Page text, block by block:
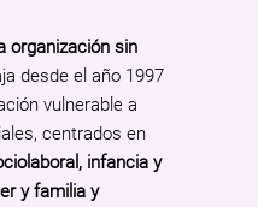
organización sin
desde el año 1997
vulnerable a
centrados en
infancia y
y familia y